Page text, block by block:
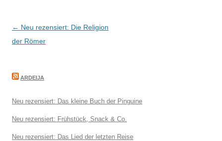
Beitragsnavigation
← Neu rezensiert: Die Religion
der Römer
ARDEIJA
Neu rezensiert: Das kleine Buch der Pinguine
Neu rezensiert: Frühstück, Snack & Co.
Neu rezensiert: Das Lied der letzten Reise